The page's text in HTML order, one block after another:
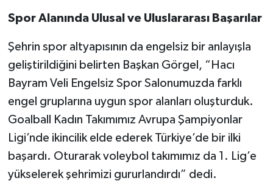
Spor Alanında Ulusal ve Uluslararası Başarılar
Şehrin spor altyapısının da engelsiz bir anlayışla
geliştirildiğini belirten Başkan Görgel, “Hacı
Bayram Veli Engelsiz Spor Salonumuzda farklı
engel gruplarına uygun spor alanları oluşturduk.
Goalball Kadın Takımımız Avrupa Şampiyonlar
Ligi’nde ikincilik elde ederek Türkiye’de bir ilki
başardı. Oturarak voleybol takımımız da 1. Lig’e
yükselerek şehrimizi gururlandırdı” dedi.